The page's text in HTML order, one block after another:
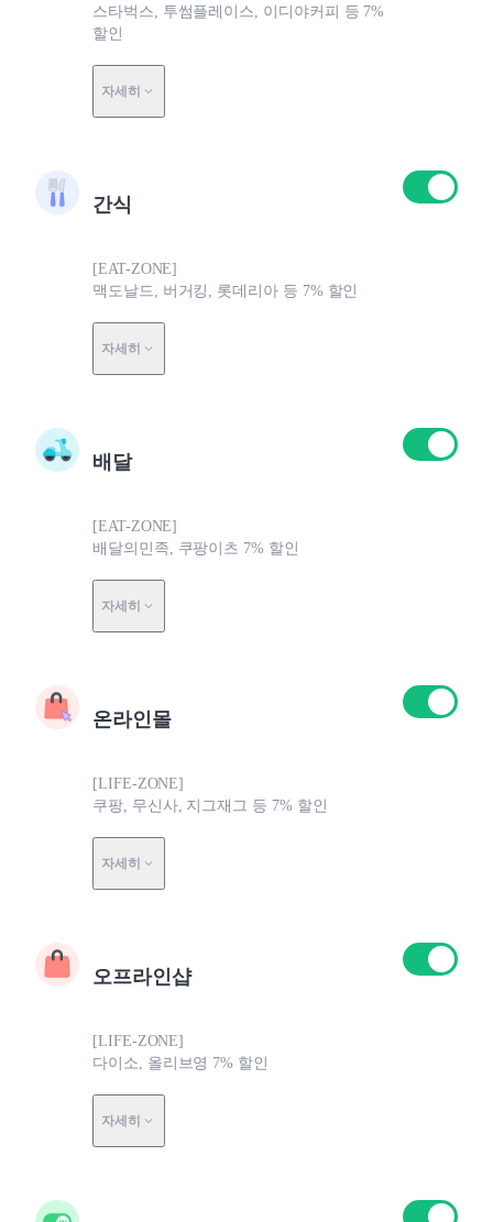
스타벅스, 투썸플레이스, 이디야커피 등 7%
할인
자세히
간식
[EAT-ZONE]
맥도날드, 버거킹, 롯데리아 등 7% 할인
자세히
배달
[EAT-ZONE]
배달의민족, 쿠팡이츠 7% 할인
자세히
온라인몰
[LIFE-ZONE]
쿠팡, 무신사, 지그재그 등 7% 할인
자세히
오프라인샵
[LIFE-ZONE]
다이소, 올리브영 7% 할인
자세히